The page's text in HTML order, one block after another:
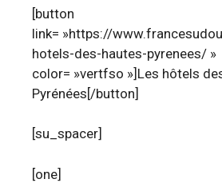
[button
link= »https://
hotels-des-hautes-pyrenees/ »
color= »vertfso »]Les hôtels
Pyrénées[/button]
[su_spacer]
[one]